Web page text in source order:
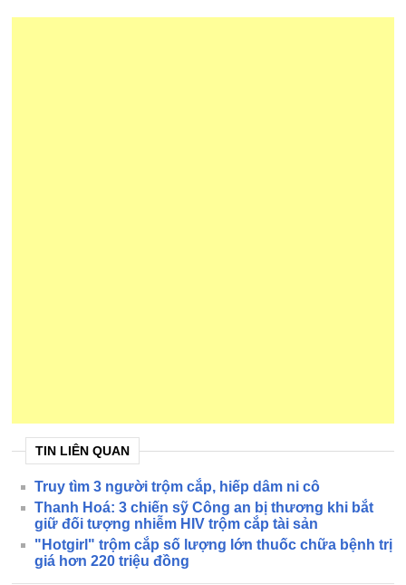
TIN LIÊN QUAN
Truy tìm 3 người trộm cắp, hiếp dâm ni cô
Thanh Hoá: 3 chiến sỹ Công an bị thương khi bắt
giữ đối tượng nhiễm HIV trộm cắp tài sản
"Hotgirl" trộm cắp số lượng lớn thuốc chữa bệnh trị
giá hơn 220 triệu đồng